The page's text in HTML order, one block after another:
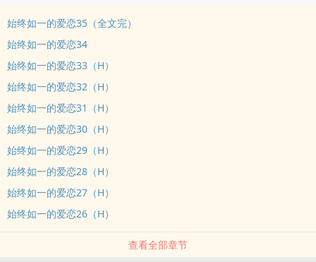
始终如一的爱恋35（全文完）
始终如一的爱恋34
始终如一的爱恋33（H）
始终如一的爱恋32（H）
始终如一的爱恋31（H）
始终如一的爱恋30（H）
始终如一的爱恋29（H）
始终如一的爱恋28（H）
始终如一的爱恋27（H）
始终如一的爱恋26（H）
查看全部章节